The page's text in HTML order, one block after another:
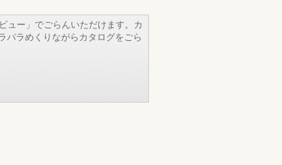
ュー」でごらんいただけます。カ
パラめくりながらカタログをごら